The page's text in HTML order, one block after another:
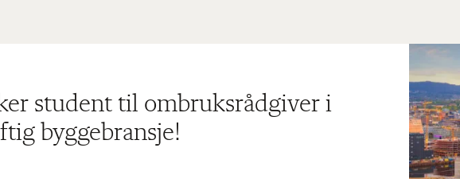
student til ombruksrådgiver i
byggebransje!